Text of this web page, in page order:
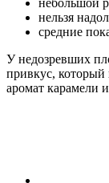
небольшой
нельзя
средние
У недозревших
привкус, который
аромат карамели